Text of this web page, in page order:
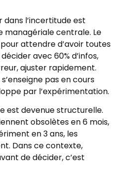
dans l’incertitude est
centrale. Le
attendre d’avoir toutes
avec 60% d’infos,
ajuster rapidement.
pas en cours
par l’expérimentation.
est devenue structurelle.
obsolètes en 6 mois,
en 3 ans, les
Dans ce contexte,
de décider, c’est